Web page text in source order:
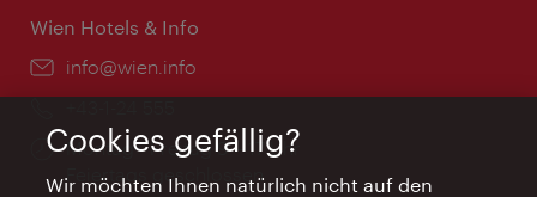
Wien Hotels & Info
Email:
info@wien.info
Öffnungszeiten:
Montag - Freitag 9 – 17 Uhr
Feiertags geschlossen
Cookies gefällig?
Wir möchten Ihnen natürlich nicht auf den